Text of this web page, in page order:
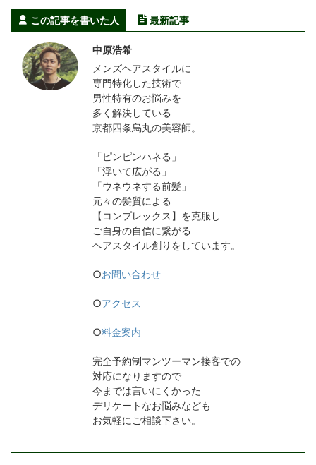
この記事を書いた人 最新記事
中原浩希
メンズヘアスタイルに
専門特化した技術で
男性特有のお悩みを
多く解決している
京都四条烏丸の美容師。
「ピンピンハネる」
「浮いて広がる」
「ウネウネする前髪」
元々の髪質による
【コンプレックス】を克服し
ご自身の自信に繋がる
ヘアスタイル創りをしています。
○お問い合わせ
○アクセス
○料金案内
完全予約制マンツーマン接客での
対応になりますので
今までは言いにくかった
デリケートなお悩みなども
お気軽にご相談下さい。